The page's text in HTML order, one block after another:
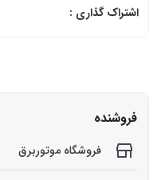
اشتراک گذاری :
فروشنده
فروشگاه موتوربرق